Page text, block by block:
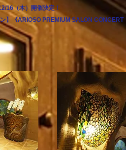
16（木）開催決定！
】《ARIOSO PREMIUM SALON